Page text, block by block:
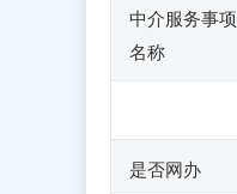
中介服务事项
名称
是否网办